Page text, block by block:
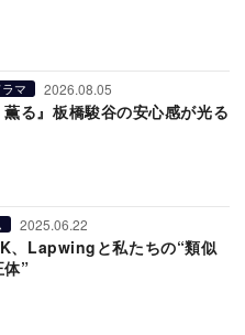
マ 2026.08.05
薫る』板橋駿谷の安心感が光る
2025.06.22
、Lapwingと私たちの“類似
体”